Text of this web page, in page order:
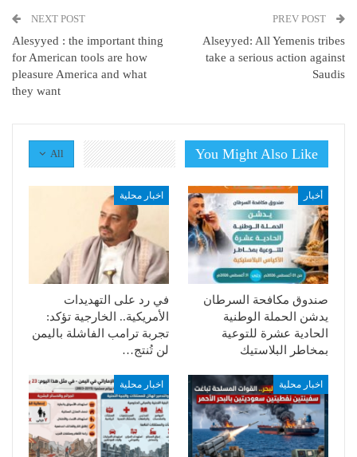
Alseyyed: All Yemenis tribes
take a serious action against
Saudis
NEXT POST
Alesyyed : the important thing
for American tools are how
pleasure America and what
they want
All You Might Also Like
أخبار
صندوق مكافحة السرطان
يدشن الحملة الوطنية
الحادية عشرة للتوعية
بمخاطر البلاستيك
اخبار محلية
في رد على التهديدات
الأمريكية.. الخارجية تؤكد:
تجربة ترامب الفاشلة باليمن
لن تُنتج…
اخبار محلية اخبار محلية